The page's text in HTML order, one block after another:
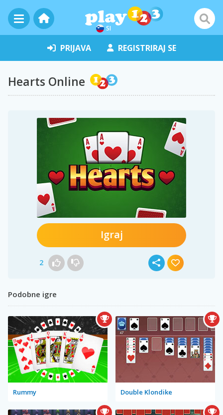
SI
PRIJAVA REGISTRIRAJ SE
Hearts Online
Igraj
2
Podobne igre
Rummy Double Klondike